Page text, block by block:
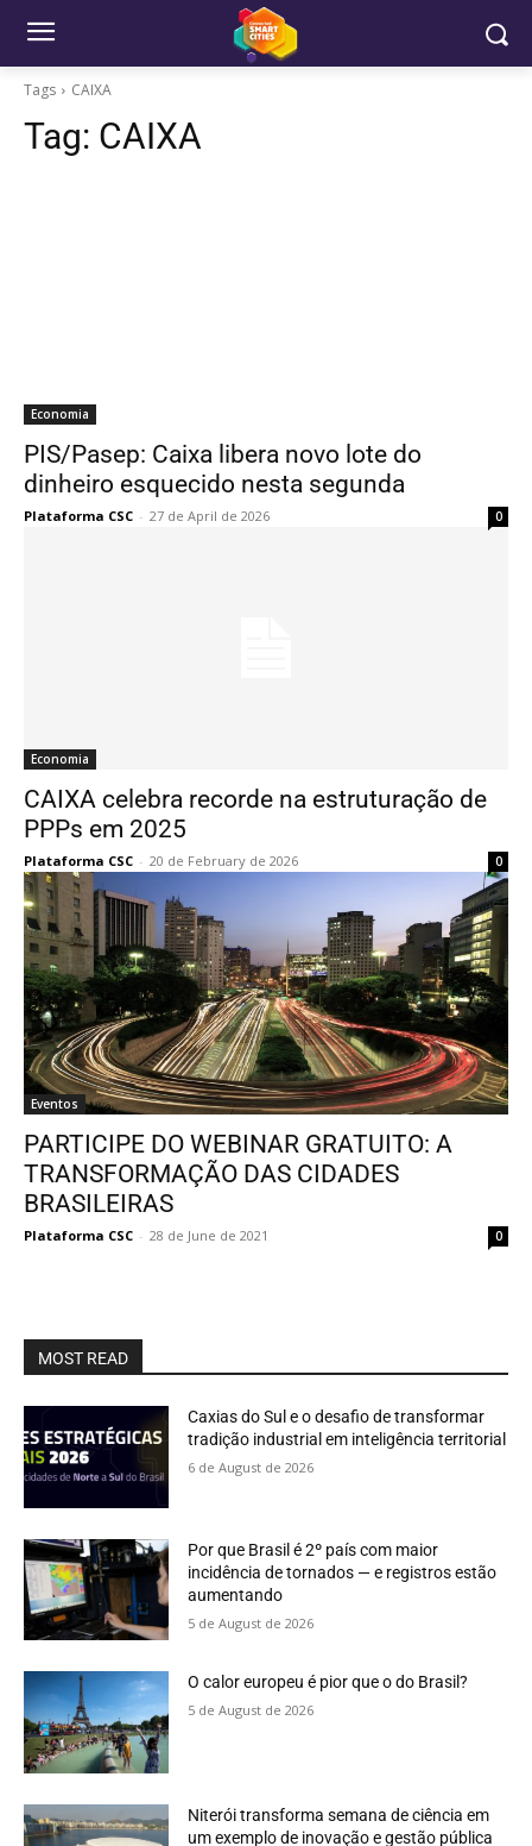
Tags CAIXA
Tag: CAIXA
Economia
PIS/Pasep: Caixa libera novo lote do
dinheiro esquecido nesta segunda
Plataforma CSC - 27 de April de 2026 0
Economia
CAIXA celebra recorde na estruturação de
PPPs em 2025
Plataforma CSC - 20 de February de 2026 0
Eventos
PARTICIPE DO WEBINAR GRATUITO: A
TRANSFORMAÇÃO DAS CIDADES
BRASILEIRAS
Plataforma CSC - 28 de June de 2021 0
MOST READ
Caxias do Sul e o desafio de transformar
tradição industrial em inteligência territorial
6 de August de 2026
Por que Brasil é 2º país com maior
incidência de tornados — e registros estão
aumentando
5 de August de 2026
O calor europeu é pior que o do Brasil?
5 de August de 2026
Niterói transforma semana de ciência em
um exemplo de inovação e gestão pública